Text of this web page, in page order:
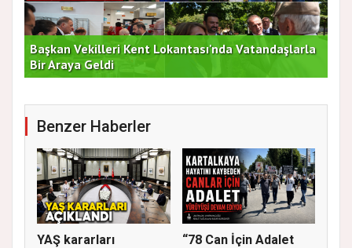
Başkan Vekilleri Kent Lokantası'nda Vatandaşlarla
Bir Araya Geldi
Benzer Haberler
YAŞ kararları
“78 Can İçin Adalet